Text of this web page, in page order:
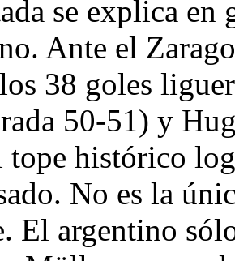
se explica en
Ante el
38 goles
50-51) y
tope histórico
No es la
El argentino